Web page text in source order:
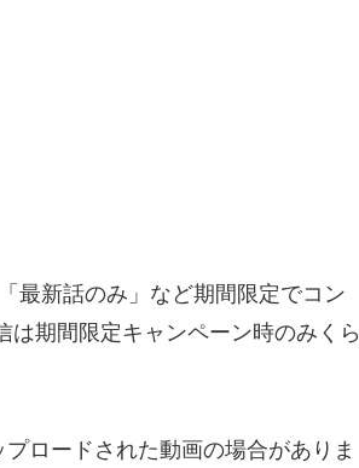
最新話のみ」など期間限定でコン
期間限定キャンペーン時のみくら
ロードされた動画の場合がありま